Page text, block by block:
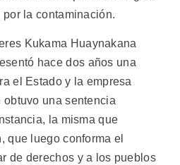
la contaminación.
Kukama Huaynakana
hace dos años una
el Estado y la empresa
una sentencia
la misma que
que luego conforma el
de derechos y a los pueblos